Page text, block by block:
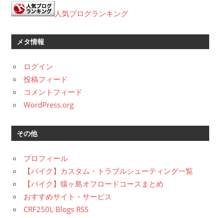
ブ
人気ブログランキング
メタ情報
ログイン
投稿フィード
コメントフィード
WordPress.org
その他
プロフィール
【バイク】カスタム・トラブルシューティング一覧
【バイク】猿ヶ島オフロードコースまとめ
おすすめサイト・サービス
CRF250L Blogs RSS